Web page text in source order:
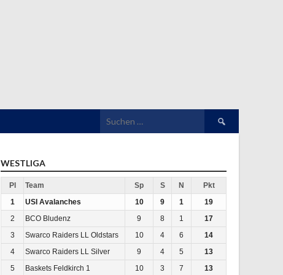
Suchen
nach:
WESTLIGA
Pl Team Sp S N
Pkt
1
USI Avalanches 10 9 1
19
2
BCO Bludenz 9 8 1
17
3
Swarco Raiders LL Oldstars 10 4 6
14
4
Swarco Raiders LL Silver 9 4 5
13
5
Baskets Feldkirch 1 10 3 7 13